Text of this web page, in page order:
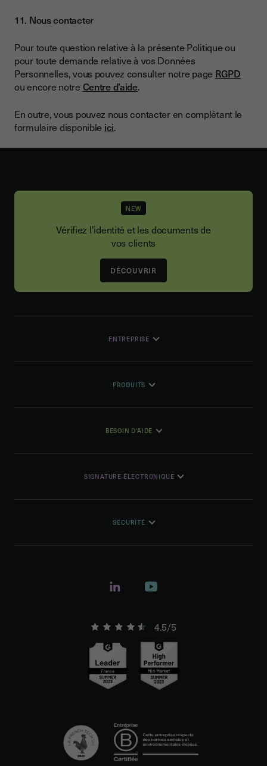
11. Nous contacter
Pour toute question relative à la présente Politique ou
pour toute demande relative à vos Données
Personnelles, vous pouvez consulter notre page RGPD
ou encore notre Centre d’aide.
En outre, vous pouvez nous contacter en complétant le
formulaire disponible ici.
NEW
Vérifiez l'identité et les documents de
vos clients
DÉCOUVRIR
ENTREPRISE
PRODUITS
BESOIN D'AIDE
SIGNATURE ÉLECTRONIQUE
SÉCURITÉ
4.5/5